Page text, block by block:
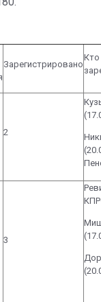
Зарегистрировано
Кто
2
3